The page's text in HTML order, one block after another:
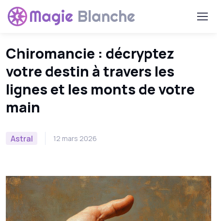
Magie Blanche
Chiromancie : décryptez
votre destin à travers les
lignes et les monts de votre
main
Astral 12 mars 2026